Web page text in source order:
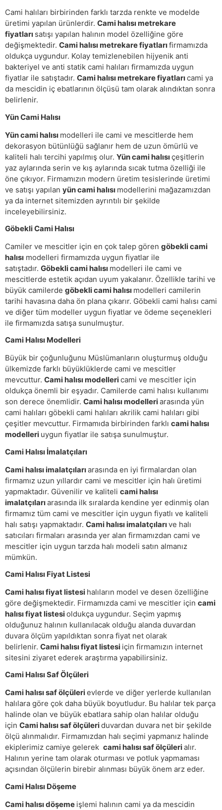
Cami halıları birbirinden farklı tarzda renkte ve modelde
üretimi yapılan ürünlerdir. Cami halısı metrekare
fiyatları satışı yapılan halının model özelliğine göre
değişmektedir. Cami halısı metrekare fiyatlarıfirmamızda
oldukça uygundur. Kolay temizlenebilen hijyenik anti
bakteriyel ve anti statik cami halıları firmamızda uygun
fiyatlar ile satıştadır. Cami halısı metrekare fiyatlarıcami ya
da mescidin iç ebatlarının ölçüsü tam olarak alındıktan sonra
belirlenir.
Yün Cami Halısı
Yün cami halısı modelleri ile cami ve mescitlerde hem
dekorasyon bütünlüğü sağlanır hem de uzun ömürlü ve
kaliteli halı tercihi yapılmış olur. Yün cami halısıçeşitlerin
yaz aylarında serin ve kış aylarında sıcak tutma özelliği ile
öne çıkıyor. Firmamızın modern üretim tesislerinde üretimi
ve satışı yapılan yün cami halısı modellerini mağazamızdan
ya da internet sitemizden ayrıntılı bir şekilde
inceleyebilirsiniz.
Göbekli Cami Halısı
Camiler ve mescitler için en çok talep gören göbekli cami
halısı modelleri firmamızda uygun fiyatlar ile
satıştadır. Göbekli cami halısı modelleri ile cami ve
mescitlerde estetik açıdan uyum yakalanır. Özellikle tarihi ve
büyük camilerde göbekli cami halısı modelleri camilerin
tarihi havasına daha ön plana çıkarır. Göbekli cami halısı cami
ve diğer tüm modeller uygun fiyatlar ve ödeme seçenekleri
ile firmamızda satışa sunulmuştur.
Cami Halısı Modelleri
Büyük bir çoğunluğunu Müslümanların oluşturmuş olduğu
ülkemizde farklı büyüklüklerde cami ve mescitler
mevcuttur. Cami halısı modellericami ve mescitler için
oldukça önemli bir eşyadır. Camilerde cami halısı kullanımı
son derece önemlidir. Cami halısı modelleriarasında yün
cami halıları göbekli cami halıları akrilik cami halıları gibi
çeşitler mevcuttur. Firmamıda birbirinden farklı cami halısı
modelleri uygun fiyatlar ile satışa sunulmuştur.
Cami Halısı İmalatçıları
Cami halısı imalatçılarıarasında en iyi firmalardan olan
firmamız uzun yıllardır cami ve mescitler için halı üretimi
yapmaktadır. Güvenilir ve kaliteli cami halısı
imalatçılarıarasında ilk sıralarda kendine yer edinmiş olan
firmamız tüm cami ve mescitler için uygun fiyatlı ve kaliteli
halı satışı yapmaktadır. Cami halısı imalatçılarıve halı
satıcıları firmaları arasında yer alan firmamızdan cami ve
mescitler için uygun tarzda halı modeli satın almanız
mümkün.
Cami Halısı Fiyat Listesi
Cami halısı fiyat listesi halıların model ve desen özelliğine
göre değişmektedir. Firmamızda cami ve mescitler için cami
halısı fiyat listesioldukça uygundur. Seçim yapmış
olduğunuz halının kullanılacak olduğu alanda duvardan
duvara ölçüm yapıldıktan sonra fiyat net olarak
belirlenir. Cami halısı fiyat listesi için firmamızın internet
sitesini ziyaret ederek araştırma yapabilirsiniz.
Cami Halısı Saf Ölçüleri
Cami halısı saf ölçülerievlerde ve diğer yerlerde kullanılan
halılara göre çok daha büyük boyutludur. Bu halılar tek parça
halinde olan ve büyük ebatlara sahip olan halılar olduğu
için Cami halısı saf ölçüleriduvardan duvara net bir şekilde
ölçü alınmalıdır. Firmamızdan halı seçimi yapmanız halinde
ekiplerimiz camiye gelerek cami halısı saf ölçülerialır.
Halının yerine tam olarak oturması ve potluk yapmaması
açısından ölçülerin birebir alınması büyük önem arz eder.
Cami Halısı Döşeme
Cami halısı döşeme işlemi halının cami ya da mescidin